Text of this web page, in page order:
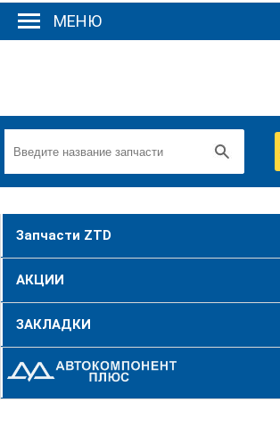
МЕНЮ
Запчасти ZTD
АКЦИИ
ЗАКЛАДКИ